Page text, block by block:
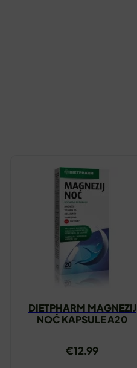
DIETPHARM MAGNEZIJ
NOĆ KAPSULE A20
€12.99